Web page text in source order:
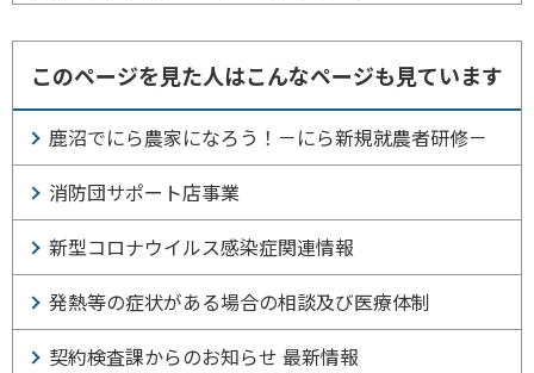
このページを見た人はこんなページも見ています
鹿沼でにら農家になろう！－にら新規就農者研修－
消防団サポート店事業
新型コロナウイルス感染症関連情報
発熱等の症状がある場合の相談及び医療体制
契約検査課からのお知らせ 最新情報